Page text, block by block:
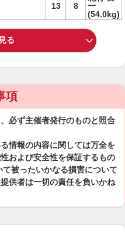
13 8
一
(54.0kg)
る
項
必ず主催者発行のものと照合
情報の内容に関しては万全を
および安全性を保証するもの
被ったいかなる損害について
供者は一切の責任を負いかね